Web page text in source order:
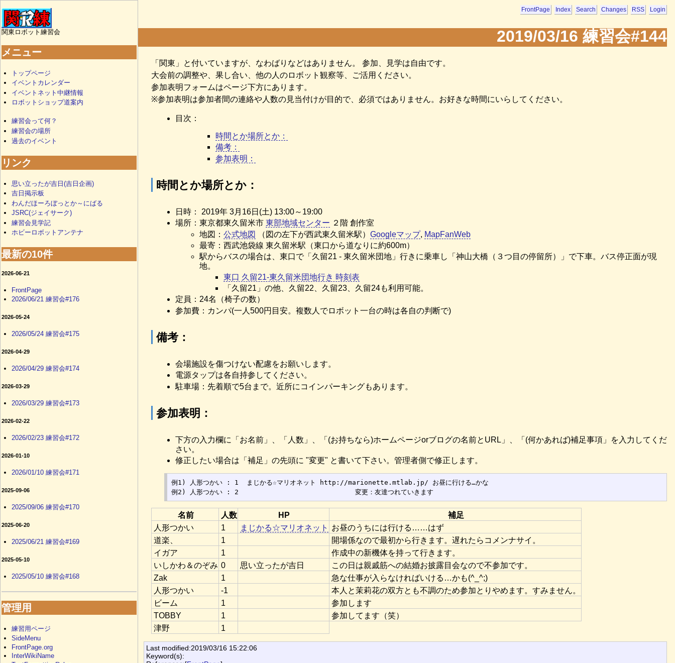
FrontPage Index Search Changes RSS Login
2019/03/16 練習会#144
「関東」と付いていますが、なわばりなどはありません。 参加、見学は自由です。
大会前の調整や、果し合い、他の人のロボット観察等、ご活用ください。
参加表明フォームはページ下方にあります。
※参加表明は参加者間の連絡や人数の見当付けが目的で、必須ではありません。お好きな時間にいらしてください。
目次：
時間とか場所とか：
備考：
参加表明：
時間とか場所とか：
日時： 2019年 3月16日(土) 13:00～19:00
場所：東京都東久留米市 東部地域センター ２階 創作室
地図： 公式地図 （図の左下が西武東久留米駅） Googleマップ, MapFanWeb
最寄：西武池袋線 東久留米駅（東口から道なりに約600m）
駅からバスの場合は、東口で「久留21 - 東久留米団地」行きに乗車し「神山大橋（３つ目の停留所）」で下車。バス停正面が現
地。
東口 久留21-東久留米団地行き 時刻表
「久留21」の他、久留22、久留23、久留24も利用可能。
定員：24名（椅子の数）
参加費：カンパ(一人500円目安。複数人でロボット一台の時は各自の判断で)
備考：
会場施設を傷つけない配慮をお願いします。
電源タップは各自持参してください。
駐車場：先着順で5台まで。近所にコインパーキングもあります。
参加表明：
下方の入力欄に「お名前」、「人数」、「(お持ちなら)ホームページorブログの名前とURL」、「(何かあれば)補足事項」を入力してくだ
さい。
修正したい場合は「補足」の先頭に "変更" と書いて下さい。管理者側で修正します。
例1) 人形つかい : 1  まじかる☆マリオネット http://marionette.mtlab.jp/ お昼に行ける…かな
名前 人数 HP
補足
人形つかい
1 まじかる☆マリオネット
お昼のうちには行ける……はず
道楽、
1
開場係なので最初から行きます。遅れたらコメンナサイ。
イガア
1
作成中の新機体を持って行きます。
いしかわ＆のぞみ 0 思い立ったが吉日
この日は親戚筋への結婚お披露目会なので不参加です。
Zak
1
急な仕事が入らなければいける…かも(^_^;)
人形つかい
-1
本人と茉莉花の双方とも不調のため参加とりやめます。すみません。
ビーム
1
参加します
TOBBY
1
参加してます（笑）
津野
1
Last modified:2019/03/16 15:22:06
Keyword(s):
関東ロボット練習会
メニュー
トップページ
イベントカレンダー
イベントネット中継情報
ロボットショップ道案内
練習会って何？
練習会の場所
過去のイベント
リンク
思い立ったが吉日(吉日企画)
吉日掲示板
わんだほーろぼっとか～にばる
JSRC(ジェイサーク)
練習会見学記
ホビーロボットアンテナ
最新の10件
2026-06-21
FrontPage
2026/06/21 練習会#176
2026-05-24
2026/05/24 練習会#175
2026-04-29
2026/04/29 練習会#174
2026-03-29
2026/03/29 練習会#173
2026-02-22
2026/02/23 練習会#172
2026-01-10
2026/01/10 練習会#171
2025-09-06
2025/09/06 練習会#170
2025-06-20
2025/06/21 練習会#169
2025-05-10
2025/05/10 練習会#168
管理用
練習用ページ
SideMenu
FrontPage.org
InterWikiName